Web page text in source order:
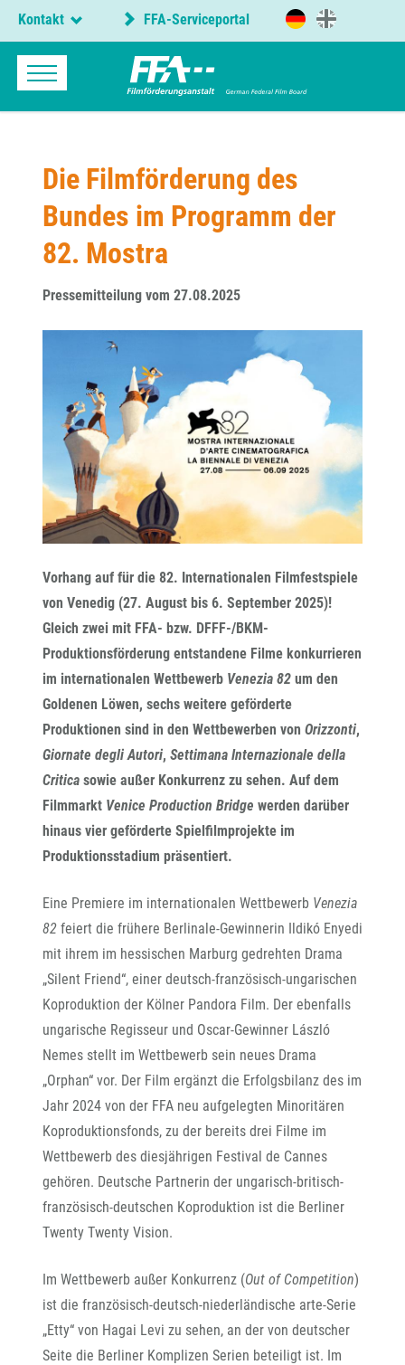
Kontakt FFA-Serviceportal
Die Filmförderung des
Bundes im Programm der
82. Mostra
Pressemitteilung vom 27.08.2025
Vorhang auf für die 82. Internationalen Filmfestspiele
von Venedig (27. August bis 6. September 2025)!
Gleich zwei mit FFA- bzw. DFFF-/BKM-
Produktionsförderung entstandene Filme konkurrieren
im internationalen Wettbewerb Venezia 82 um den
Goldenen Löwen, sechs weitere geförderte
Produktionen sind in den Wettbewerben von Orizzonti,
Giornate degli Autori, Settimana Internazionale della
Critica sowie außer Konkurrenz zu sehen. Auf dem
Filmmarkt Venice Production Bridge werden darüber
hinaus vier geförderte Spielfilmprojekte im
Produktionsstadium präsentiert.
Eine Premiere im internationalen Wettbewerb Venezia
82 feiert die frühere Berlinale-Gewinnerin Ildikó Enyedi
mit ihrem im hessischen Marburg gedrehten Drama
„Silent Friend“, einer deutsch-französisch-ungarischen
Koproduktion der Kölner Pandora Film. Der ebenfalls
ungarische Regisseur und Oscar-Gewinner László
Nemes stellt im Wettbewerb sein neues Drama
„Orphan“ vor. Der Film ergänzt die Erfolgsbilanz des im
Jahr 2024 von der FFA neu aufgelegten Minoritären
Koproduktionsfonds, zu der bereits drei Filme im
Wettbewerb des diesjährigen Festival de Cannes
gehören. Deutsche Partnerin der ungarisch-britisch-
französisch-deutschen Koproduktion ist die Berliner
Twenty Twenty Vision.
Im Wettbewerb außer Konkurrenz (Out of Competition)
ist die französisch-deutsch-niederländische arte-Serie
„Etty“ von Hagai Levi zu sehen, an der von deutscher
Seite die Berliner Komplizen Serien beteiligt ist. Im